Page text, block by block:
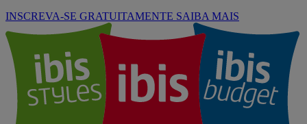
INSCREVA-SE GRATUITAMENTE SAIBA MAIS